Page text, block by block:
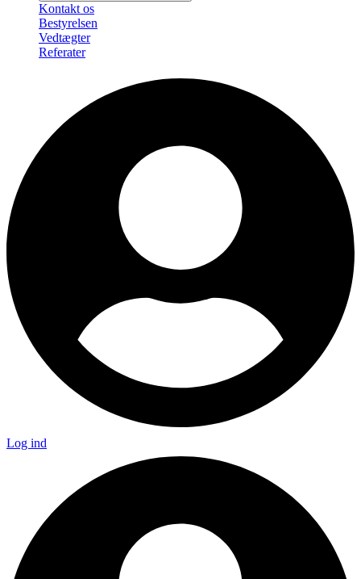
Kontakt os
Bestyrelsen
Vedtægter
Referater
Log ind